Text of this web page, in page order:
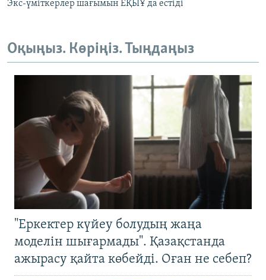
Экс-үміткерлер шағымын ЕҚЫҰ да естіді
Оқыңыз. Көріңіз. Тыңдаңыз
"Еркектер күйеу болудың жаңа
моделін шығармады". Қазақстанда
ажырасу қайта көбейді. Оған не себеп?